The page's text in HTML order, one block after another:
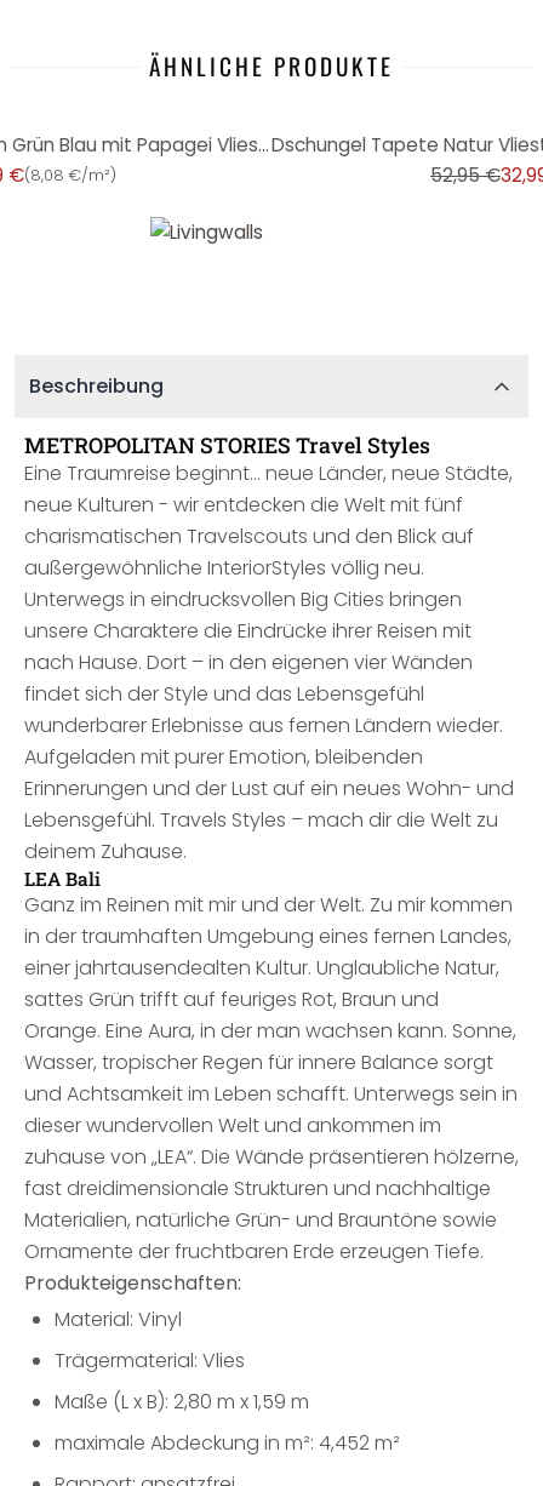
ÄHNLICHE PRODUKTE
Fototapete Dschungel Palmen Grün Blau mit Papagei Vliestapete Wohnzimmer
€(8,08 €/m²) 52,95 €
Beschreibung
METROPOLITAN STORIES Travel Styles
Eine Traumreise beginnt… neue Länder, neue Städte,
neue Kulturen - wir entdecken die Welt mit fünf
charismatischen Travelscouts und den Blick auf
außergewöhnliche InteriorStyles völlig neu.
Unterwegs in eindrucksvollen Big Cities bringen
unsere Charaktere die Eindrücke ihrer Reisen mit
nach Hause. Dort – in den eigenen vier Wänden
findet sich der Style und das Lebensgefühl
wunderbarer Erlebnisse aus fernen Ländern wieder.
Aufgeladen mit purer Emotion, bleibenden
Erinnerungen und der Lust auf ein neues Wohn- und
Lebensgefühl. Travels Styles – mach dir die Welt zu
deinem Zuhause.
LEA Bali
Ganz im Reinen mit mir und der Welt. Zu mir kommen
in der traumhaften Umgebung eines fernen Landes,
einer jahrtausendealten Kultur. Unglaubliche Natur,
sattes Grün trifft auf feuriges Rot, Braun und
Orange. Eine Aura, in der man wachsen kann. Sonne,
Wasser, tropischer Regen für innere Balance sorgt
und Achtsamkeit im Leben schafft. Unterwegs sein in
dieser wundervollen Welt und ankommen im
zuhause von „LEA“. Die Wände präsentieren hölzerne,
fast dreidimensionale Strukturen und nachhaltige
Materialien, natürliche Grün- und Brauntöne sowie
Ornamente der fruchtbaren Erde erzeugen Tiefe.
Produkteigenschaften:
Material: Vinyl
Trägermaterial: Vlies
Maße (L x B): 2,80 m x 1,59 m
maximale Abdeckung in m²: 4,452 m²